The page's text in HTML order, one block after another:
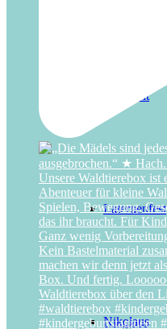
Hochzeit
Laternenfest
Nikolaus